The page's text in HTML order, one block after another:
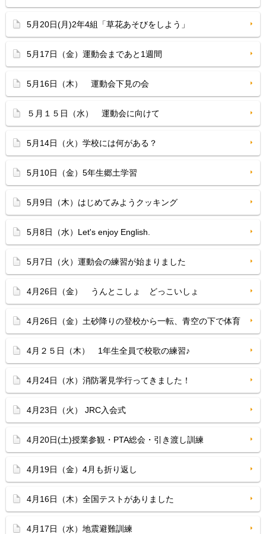
5月20日(月)2年4組「草花あそびをしよう」
5月17日（金）運動会まであと1週間
5月16日（木） 運動会下見の会
５月１５日（水） 運動会に向けて
5月14日（火）学校には何がある？
5月10日（金）5年生郷土学習
5月9日（木）はじめてみようクッキング
5月8日（水）Let's enjoy English.
5月7日（火）運動会の練習が始まりました
4月26日（金） うんとこしょ どっこいしょ
4月26日（金）土砂降りの登校から一転、青空の下で体育
4月２５日（木） 1年生全員で校歌の練習♪
4月24日（水）消防署見学行ってきました！
4月23日（火） JRC入会式
4月20日(土)授業参観・PTA総会・引き渡し訓練
4月19日（金）4月も折り返し
4月16日（木）全国テストがありました
4月17日（水）地震避難訓練